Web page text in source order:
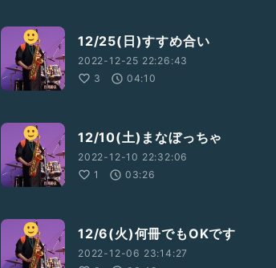
12/25(日)すすめ合い
2022-12-25 22:26:43
3
04:10
12/10(土)まなぼっちゃ
2022-12-10 22:32:06
1
03:26
12/6(火)何冊でもOKです
2022-12-06 23:14:27